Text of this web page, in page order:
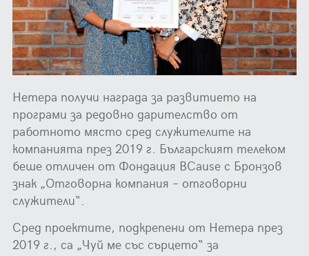
Нетера получи награда за развитието на
програми за редовно дарителство от
работното място сред служителите на
компанията през 2019 г. Българският телеком
беше отличен от Фондация BCause с Бронзов
знак „Отговорна компания – отговорни
служители“.
Сред проектите, подкрепени от Нетера през
2019 г., са „Чуй ме със сърцето“ за